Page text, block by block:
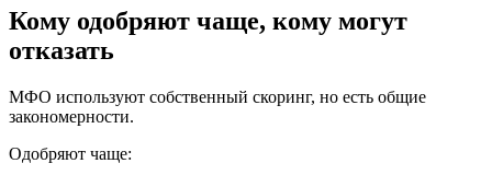
Кому одобряют чаще, кому могут
отказать
МФО используют собственный скоринг, но есть общие
закономерности.
Одобряют чаще: